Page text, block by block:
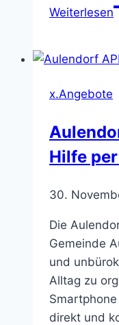
Weiterlesen
x.Angebote
Hilfe
30.
Die
Gemeinde
und
Alltag zu
direkt und